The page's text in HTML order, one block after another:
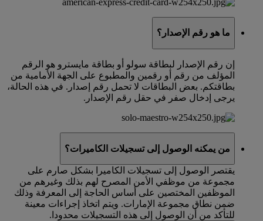
ما هو رقم الإصدار؟
إن رقم الإصدار لبطاقة سولو أو بطاقة مايسترو هو الرقم
المؤلف من رقم أو رقمين والمطبوع على الجهة الأمامية من
بطاقتكم. بعض البطاقات لا تحمل رقم إصدار. في هذه الحالة،
يرجى إدخال صفر في حقل رقم الإصدار.
من يمكنه الوصول إلى تسجيلات الكاميرات؟
يقتصر الوصول إلى تسجيلات الكاميرا بشكل صارم على
مجموعة من موظفي الأمن المصرح لهم بذلك وغيرهم من
الموظفين المختصين على أساس الحاجة إلى المعرفة وذلك
ضمن نطاق مجموعة الإمارات. ويتم اتخاذ إجراءات معينة
للتأكد من أن الوصول إلى هذه التسجيلات محدودا.